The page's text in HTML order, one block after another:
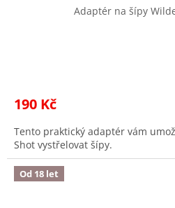
Adaptér na šípy
190 Kč
Tento praktický adaptér vám
Shot vystřelovat šípy.
Od 18 let